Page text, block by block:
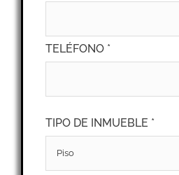
TELÉFONO *
TIPO DE INMUEBLE *